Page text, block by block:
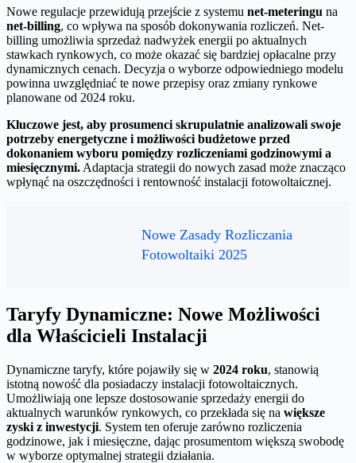
Nowe regulacje przewidują przejście z systemu net-meteringu na
net-billing, co wpływa na sposób dokonywania rozliczeń. Net-
billing umożliwia sprzedaż nadwyżek energii po aktualnych
stawkach rynkowych, co może okazać się bardziej opłacalne przy
dynamicznych cenach. Decyzja o wyborze odpowiedniego modelu
powinna uwzględniać te nowe przepisy oraz zmiany rynkowe
planowane od 2024 roku.
Kluczowe jest, aby prosumenci skrupulatnie analizowali swoje
potrzeby energetyczne i możliwości budżetowe przed
dokonaniem wyboru pomiędzy rozliczeniami godzinowymi a
miesięcznymi. Adaptacja strategii do nowych zasad może znacząco
wpłynąć na oszczędności i rentowność instalacji fotowoltaicznej.
Nowe Zasady Rozliczania
Fotowoltaiki 2025
Taryfy Dynamiczne: Nowe Możliwości
dla Właścicieli Instalacji
Dynamiczne taryfy, które pojawiły się w 2024 roku, stanowią
istotną nowość dla posiadaczy instalacji fotowoltaicznych.
Umożliwiają one lepsze dostosowanie sprzedaży energii do
aktualnych warunków rynkowych, co przekłada się na większe
zyski z inwestycji. System ten oferuje zarówno rozliczenia
godzinowe, jak i miesięczne, dając prosumentom większą swobodę
w wyborze optymalnej strategii działania.